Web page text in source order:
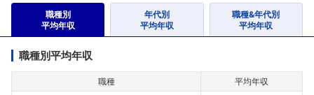
職種別
平均年収
年代別
平均年収
職種&年代別
平均年収
職種別平均年収
職種
平均年収